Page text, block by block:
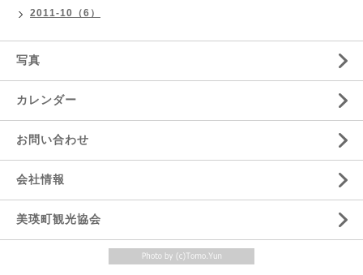
2011-10（6）
写真
カレンダー
お問い合わせ
会社情報
美瑛町観光協会